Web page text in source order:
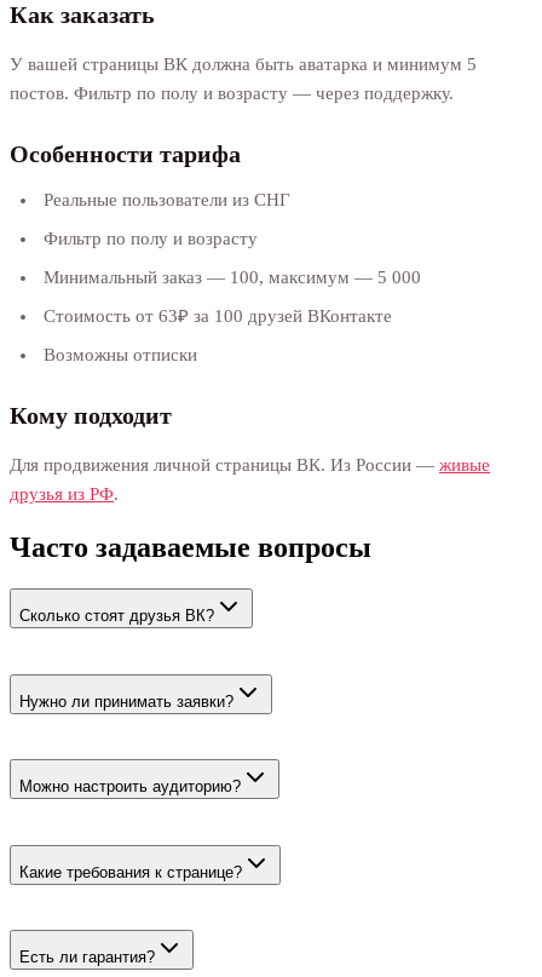
Как заказать
У вашей страницы ВК должна быть аватарка и минимум 5
постов. Фильтр по полу и возрасту — через поддержку.
Особенности тарифа
Реальные пользователи из СНГ
Фильтр по полу и возрасту
Минимальный заказ — 100, максимум — 5 000
Стоимость от 63₽ за 100 друзей ВКонтакте
Возможны отписки
Кому подходит
Для продвижения личной страницы ВК. Из России — живые
друзья из РФ.
Часто задаваемые вопросы
Сколько стоят друзья ВК?
Нужно ли принимать заявки?
после подтверждения владельцем страницы.
Можно настроить аудиторию?
настройки нет.
Какие требования к странице?
открытая возможность получать заявки.
Есть ли гарантия?